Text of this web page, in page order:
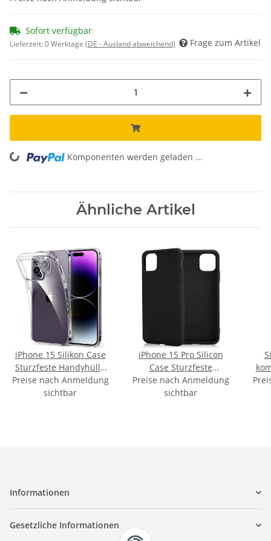
Sofort verfügbar
Lieferzeit:0 Werktage (DE - Ausland abweichend) Frage zum Artikel
Loading... Komponenten werden geladen ...
Ähnliche Artikel
iPhone 15 Silikon Case
Sturzfeste Handyhülle
Transparent
Preise nach Anmeldung
sichtbar
iPhone 15 Pro Silicon
Case Sturzfeste
Handyhülle Schwarz
Preise nach Anmeldung
sichtbar
13
Informationen
Gesetzliche Informationen